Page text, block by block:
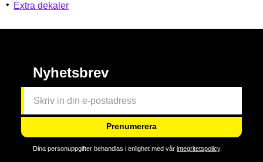
Extra dekaler
Nyhetsbrev
Prenumerera
Dina personuppgifter behandlas i enlighet med vår integritetspolicy.